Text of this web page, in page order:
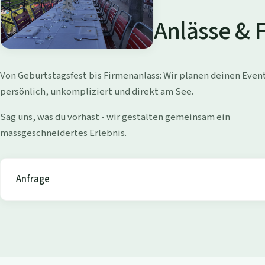
d
i
W
o
l
l
i
s
Anlässe &
Von Geburtstagsfest bis Firmenanlass: Wir planen deinen
persönlich, unkompliziert und direkt am See.
Sag uns, was du vorhast - wir gestalten gemeinsam ein
massgeschneidertes Erlebnis.
Anfrage